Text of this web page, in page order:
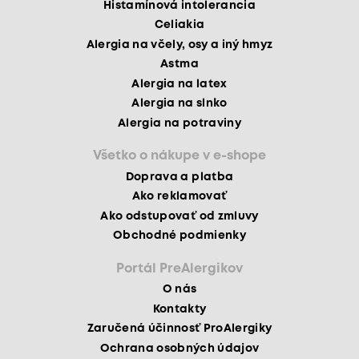
Histamínová intolerancia
Celiakia
Alergia na včely, osy a iný hmyz
Astma
Alergia na latex
Alergia na slnko
Alergia na potraviny
Všetko o nákupe v e-shope
Doprava a platba
Ako reklamovať
Ako odstupovať od zmluvy
Obchodné podmienky
Portál PreAlergikov
O nás
Kontakty
Zaručená účinnosť ProAlergiky
Ochrana osobných údajov